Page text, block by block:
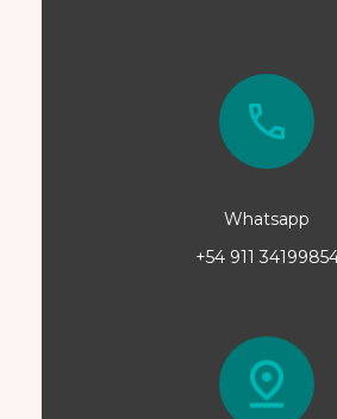
Whatsapp
+54 911